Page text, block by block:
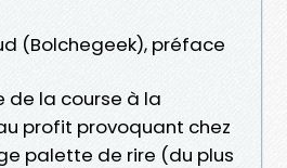
(Bolchegeek), préface
de la course à la
profit provoquant chez
palette de rire (du plus